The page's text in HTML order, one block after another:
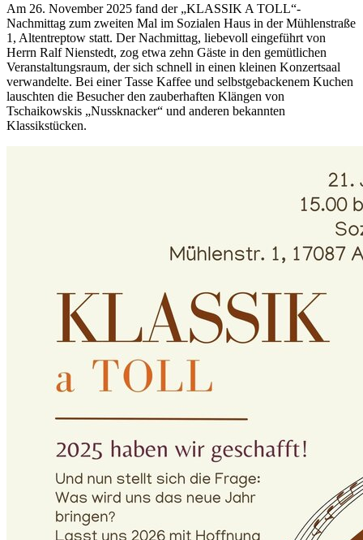
Am 26. November 2025 fand der „KLASSIK A TOLL“-
Nachmittag zum zweiten Mal im Sozialen Haus in der Mühlenstraße
1, Altentreptow statt. Der Nachmittag, liebevoll eingeführt von
Herrn Ralf Nienstedt, zog etwa zehn Gäste in den gemütlichen
Veranstaltungsraum, der sich schnell in einen kleinen Konzertsaal
verwandelte. Bei einer Tasse Kaffee und selbstgebackenem Kuchen
lauschten die Besucher den zauberhaften Klängen von
Tschaikowskis „Nussknacker“ und anderen bekannten
Klassikstücken.